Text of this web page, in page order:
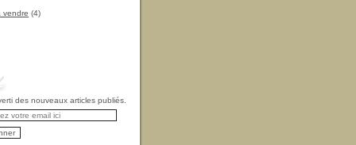
vendre (4)
des nouveaux articles publiés.